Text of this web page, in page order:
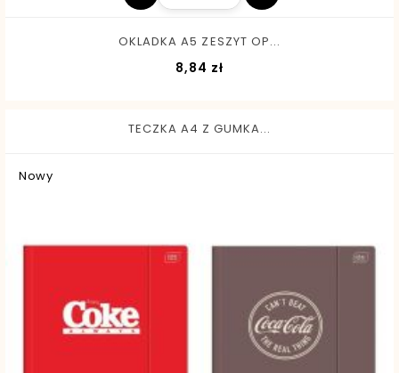
OKLADKA A5 ZESZYT OP...
8,84 złCena
TECZKA A4 Z GUMKA...
Nowy